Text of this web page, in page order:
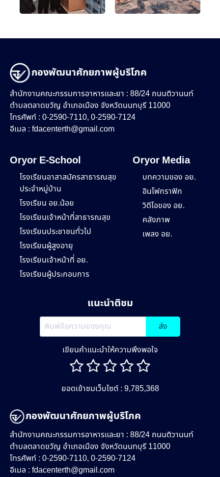
กองพัฒนาศักยภาพผู้บริโภค
สำนักงานคณะกรรมการอาหารและยา : 88/24 ถนนติวานนท์
ตำบลตลาดขวัญ อำเภอเมือง จังหวัดนนทบุรี 11000
โทรศัพท์ : 0-2590-7110, 0-2590-7124
อีเมล : fdacenterth@gmail.com
Oryor E-School
โรงเรียนอาสาสมัครสาธารณสุข
ประจำหมู่บ้าน
โรงเรียน อย.น้อย
โรงเรียนเจ้าหน้าที่สาธารณสุข
โรงเรียนประชาชนทั่วไป
โรงเรียนผู้สูงอายุ
โรงเรียนเจ้าหน้าที่ อย.
โรงเรียนผู้ประกอบการ
Oryor Media
บทความของ อย.
อินโฟกราฟิก
วิดีโอของ อย.
คลังภาพ
เพลง อย.
แนะนำติชม
ส่ง
เขียนคำแนะนำให้ความพึงพอใจ
ยอดเข้าชมเว็บไซต์ : 9,785,368
กองพัฒนาศักยภาพผู้บริโภค
สำนักงานคณะกรรมการอาหารและยา : 88/24 ถนนติวานนท์
ตำบลตลาดขวัญ อำเภอเมือง จังหวัดนนทบุรี 11000
โทรศัพท์ : 0-2590-7110, 0-2590-7124
อีเมล : fdacenterth@gmail.com